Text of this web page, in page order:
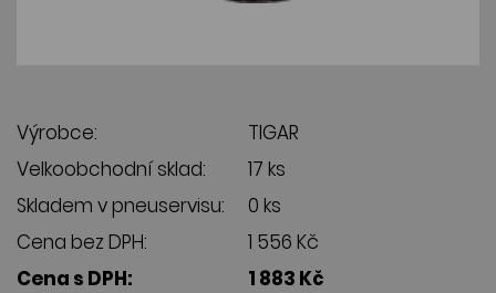
Výrobce:
TIGAR
Velkoobchodní sklad:
17 ks
Skladem v pneuservisu:
0 ks
Cena bez DPH:
1 556 Kč
Cena s DPH:
1 883 Kč